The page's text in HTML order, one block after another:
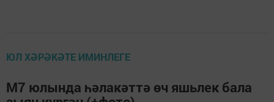
ЮЛ ХӘРӘКӘТЕ ИМИНЛЕГЕ
М7 юлында һәлакәттә өч яшьлек бала